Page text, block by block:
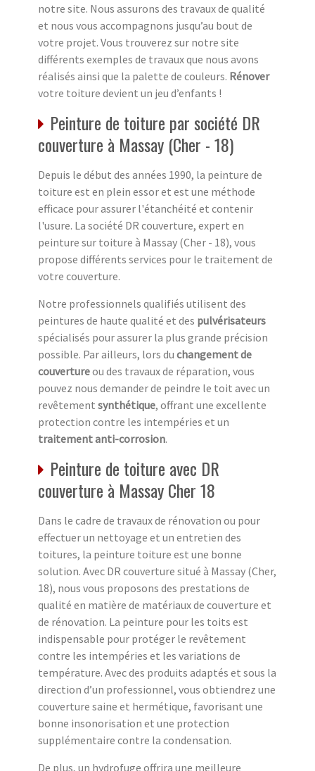
notre site. Nous assurons des travaux de qualité
et nous vous accompagnons jusqu’au bout de
votre projet. Vous trouverez sur notre site
différents exemples de travaux que nous avons
réalisés ainsi que la palette de couleurs. Rénover
votre toiture devient un jeu d’enfants !
Peinture de toiture par société DR
couverture à Massay (Cher - 18)
Depuis le début des années 1990, la peinture de
toiture est en plein essor et est une méthode
efficace pour assurer l'étanchéité et contenir
l'usure. La société DR couverture, expert en
peinture sur toiture à Massay (Cher - 18), vous
propose différents services pour le traitement de
votre couverture.
Notre professionnels qualifiés utilisent des
peintures de haute qualité et des pulvérisateurs
spécialisés pour assurer la plus grande précision
possible. Par ailleurs, lors du changement de
couvertureou des travaux de réparation, vous
pouvez nous demander de peindre le toit avec un
revêtement synthétique, offrant une excellente
protection contre les intempéries et un
traitement anti-corrosion.
Peinture de toiture avec DR
couverture à Massay Cher 18
Dans le cadre de travaux de rénovation ou pour
effectuer un nettoyage et un entretien des
toitures, la peinture toiture est une bonne
solution. Avec DR couverture situé à Massay (Cher,
18), nous vous proposons des prestations de
qualité en matière de matériaux de couverture et
de rénovation. La peinture pour les toits est
indispensable pour protéger le revêtement
contre les intempéries et les variations de
température. Avec des produits adaptés et sous la
direction d’un professionnel, vous obtiendrez une
couverture saine et hermétique, favorisant une
bonne insonorisation et une protection
supplémentaire contre la condensation.
De plus, un hydrofuge offrira une meilleure